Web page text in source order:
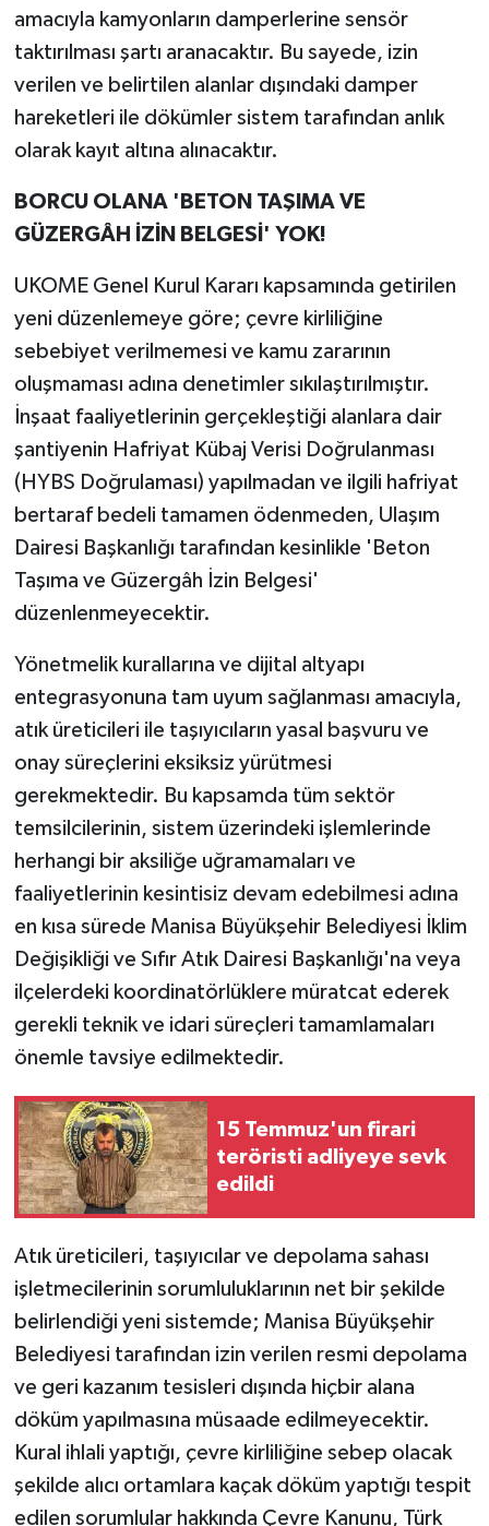
amacıyla kamyonların damperlerine sensör
taktırılması şartı aranacaktır. Bu sayede, izin
verilen ve belirtilen alanlar dışındaki damper
hareketleri ile dökümler sistem tarafından anlık
olarak kayıt altına alınacaktır.
BORCU OLANA 'BETON TAŞIMA VE
GÜZERGÂH İZİN BELGESİ' YOK!
UKOME Genel Kurul Kararı kapsamında getirilen
yeni düzenlemeye göre; çevre kirliliğine
sebebiyet verilmemesi ve kamu zararının
oluşmaması adına denetimler sıkılaştırılmıştır.
İnşaat faaliyetlerinin gerçekleştiği alanlara dair
şantiyenin Hafriyat Kübaj Verisi Doğrulanması
(HYBS Doğrulaması) yapılmadan ve ilgili hafriyat
bertaraf bedeli tamamen ödenmeden, Ulaşım
Dairesi Başkanlığı tarafından kesinlikle 'Beton
Taşıma ve Güzergâh İzin Belgesi'
düzenlenmeyecektir.
Yönetmelik kurallarına ve dijital altyapı
entegrasyonuna tam uyum sağlanması amacıyla,
atık üreticileri ile taşıyıcıların yasal başvuru ve
onay süreçlerini eksiksiz yürütmesi
gerekmektedir. Bu kapsamda tüm sektör
temsilcilerinin, sistem üzerindeki işlemlerinde
herhangi bir aksiliğe uğramamaları ve
faaliyetlerinin kesintisiz devam edebilmesi adına
en kısa sürede Manisa Büyükşehir Belediyesi İklim
Değişikliği ve Sıfır Atık Dairesi Başkanlığı'na veya
ilçelerdeki koordinatörlüklere müratcat ederek
gerekli teknik ve idari süreçleri tamamlamaları
önemle tavsiye edilmektedir.
15 Temmuz'un firari
teröristi adliyeye sevk
edildi
Atık üreticileri, taşıyıcılar ve depolama sahası
işletmecilerinin sorumluluklarının net bir şekilde
belirlendiği yeni sistemde; Manisa Büyükşehir
Belediyesi tarafından izin verilen resmi depolama
ve geri kazanım tesisleri dışında hiçbir alana
döküm yapılmasına müsaade edilmeyecektir.
Kural ihlali yaptığı, çevre kirliliğine sebep olacak
şekilde alıcı ortamlara kaçak döküm yaptığı tespit
edilen sorumlular hakkında Çevre Kanunu, Türk